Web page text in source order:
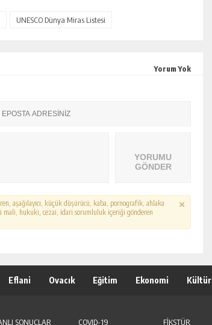
UNESCO Dünya Miras Listesi
Yorum Yok
YORUMU
GÖNDER
aşağılayıcı, küçük düşürücü, kaba, pornografik, ahlaka
mali, hukuki, cezai, idari sorumluluk içeriği gönderen
Eflani Ovacık Eğitim Ekonomi Kültür
SONUÇLAR COVID-19 FİKSTÜR